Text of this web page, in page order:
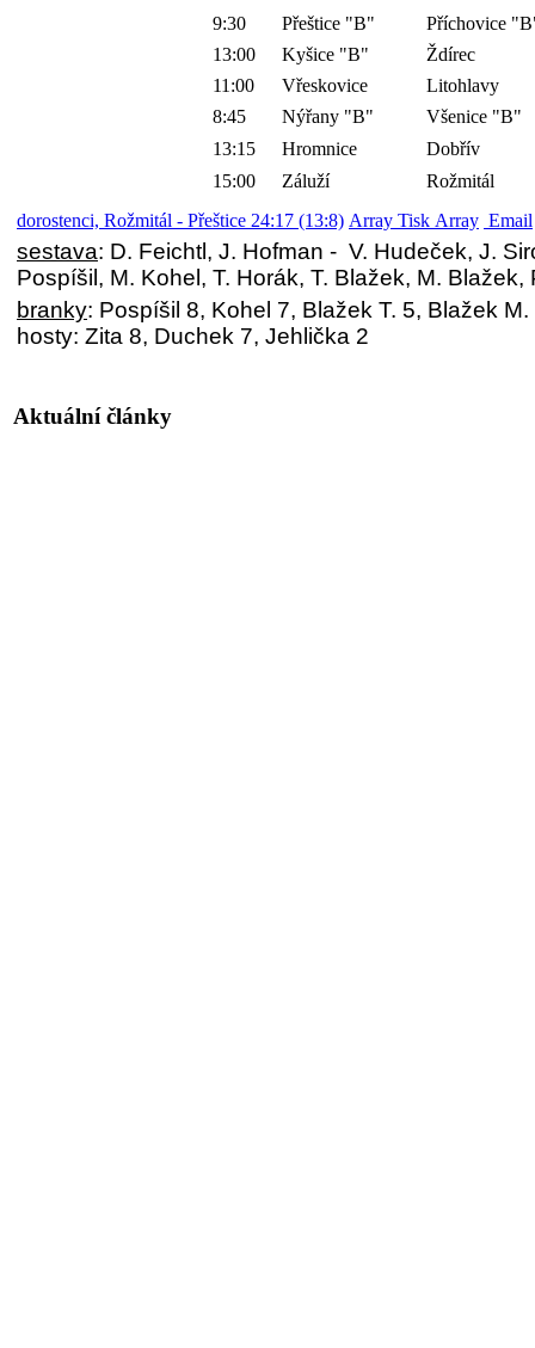
9:30 Přeštice "B"
Příchovice
13:00
Kyšice "B"
Ždírec
11:00
Vřeskovice
Litohlavy
8:45
Nýřany "B"
Všenice "B"
13:15
Hromnice
Dobřív
15:00
Záluží
Rožmitál
dorostenci, Rožmitál - Přeštice 24:17 (13:8) Array Tisk Array Email
sestava: D. Feichtl, J. Hofman - V. Hudeček, J.
Pospíšil, M. Kohel, T. Horák, T. Blažek, M. Blažek,
branky: Pospíšil 8, Kohel 7, Blažek T. 5, Blažek
hosty: Zita 8, Duchek 7, Jehlička 2
Aktuální články